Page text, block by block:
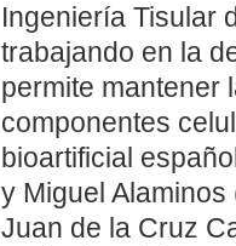
Ingeniería Tisular
trabajando en la
permite mantener
componentes
bioartificial
y Miguel
Juan de la Cruz